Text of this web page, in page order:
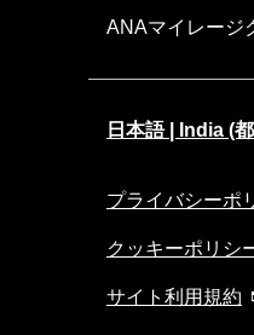
ANAマイレージ
日本語 | India (
プライバシーポ
クッキーポリシ
サイト利用規約